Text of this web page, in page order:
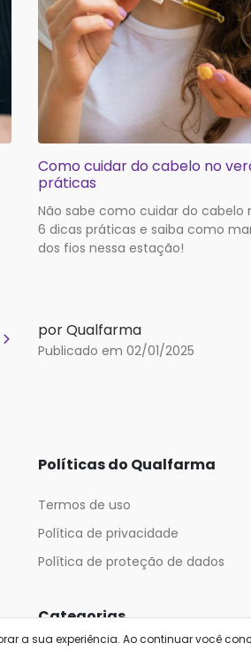
Como cuidar do cabelo no
práticas
Não sabe como cuidar do cabelo
6 dicas práticas e saiba como
dos fios nessa estação!
por Qualfarma
Publicado em 02/01/2025
Políticas do Qualfarma
Termos de uso
Política de privacidade
Política de proteção de dados
Categorias
a sua experiência. Ao continuar você